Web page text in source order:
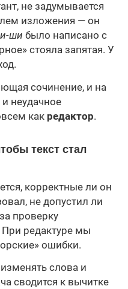
не задумывается
изложения — он
ши было написано с
стояла запятая. У
сочинение, и на
неудачное
как редактор.
текст стал
корректные ли он
не допустил ли
проверку
При редактуре мы
ошибки.
слова и
сводится к вычитке